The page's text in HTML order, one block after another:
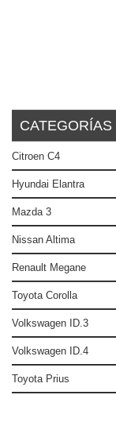
CATEGORÍAS
Citroen C4
Hyundai Elantra
Mazda 3
Nissan Altima
Renault Megane
Toyota Corolla
Volkswagen ID.3
Volkswagen ID.4
Toyota Prius